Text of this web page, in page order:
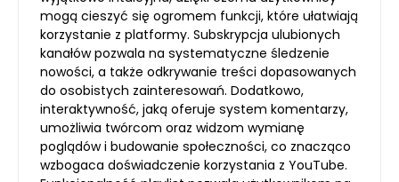
mogą cieszyć się ogromem funkcji, które ułatwiają
korzystanie z platformy. Subskrypcja ulubionych
kanałów pozwala na systematyczne śledzenie
nowości, a także odkrywanie treści dopasowanych
do osobistych zainteresowań. Dodatkowo,
interaktywność, jaką oferuje system komentarzy,
umożliwia twórcom oraz widzom wymianę
poglądów i budowanie społeczności, co znacząco
wzbogaca doświadczenie korzystania z YouTube.